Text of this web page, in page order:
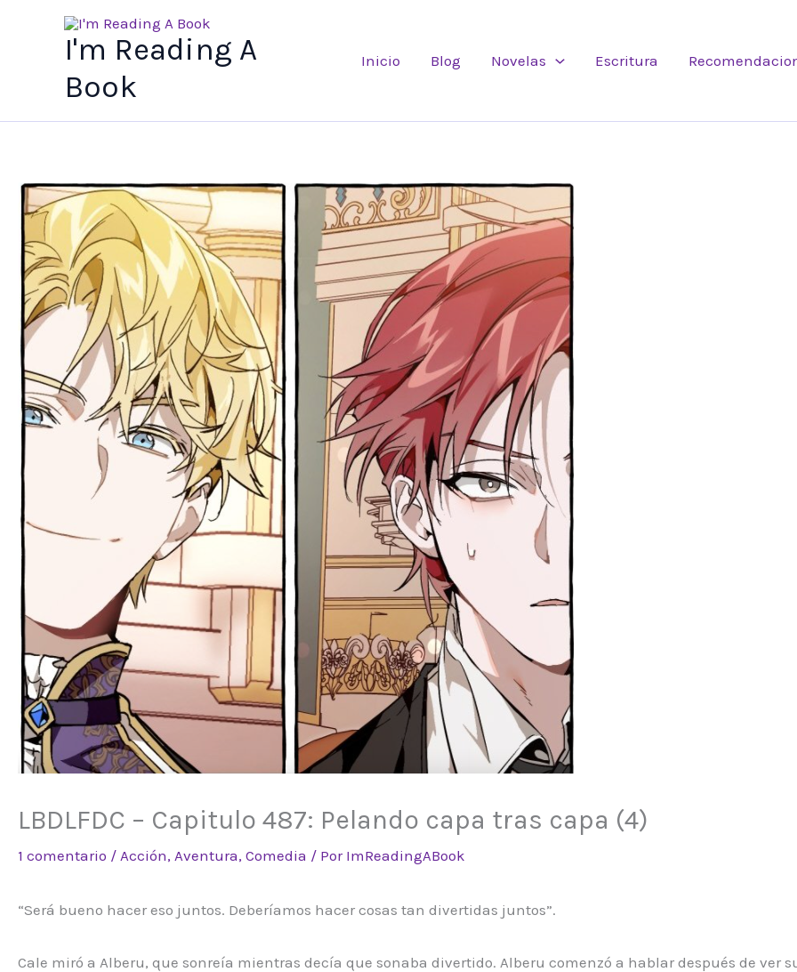
I'm Reading A
Book
Inicio Blog Novelas Escritura
LBDLFDC – Capitulo 487: Pelando capa tras capa (4)
1 comentario / Acción, Aventura, Comedia / Por ImReadingABook
“Será bueno hacer eso juntos. Deberíamos hacer cosas tan divertidas juntos”.
Cale miró a Alberu, que sonreía mientras decía que sonaba divertido. Alberu comenzó a hablar después de ver